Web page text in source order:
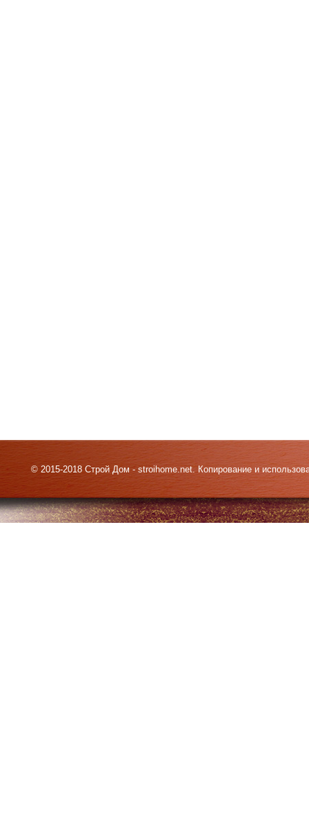
© 2015-2018 Строй Дом - stroihome.net. Копирование и